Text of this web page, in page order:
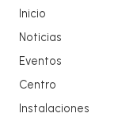
Inicio
Noticias
Eventos
Centro
Instalaciones